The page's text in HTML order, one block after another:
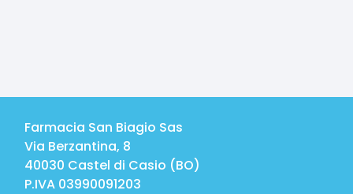
Farmacia San Biagio Sas
Via Berzantina, 8
40030 Castel di Casio (BO)
P.IVA 03990091203